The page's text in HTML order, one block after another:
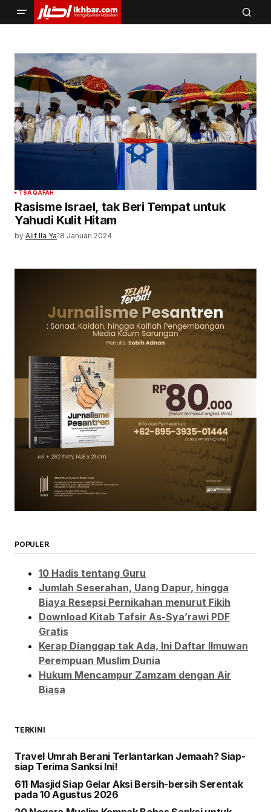
TSAQAFAH
Rasisme Israel, tak Beri Tempat untuk
Yahudi Kulit Hitam
by Alif Ila Ya18 Januari 2024
POPULER
10 Hadis tentang Guru
Jumlah Seserahan, Uang Dapur, hingga
Biaya Resepsi Pernikahan menurut Fikih
Download Kitab Tafsir As-Sya’rawi PDF
Gratis
Kerap Dianggap tak Ada, Ini Daftar Ilmuwan
Perempuan Muslim Dunia
Hukum Mencampur Zamzam dengan Air
Biasa
TERKINI
Travel Umrah Berani Terlantarkan Jemaah? Siap-
siap Terima Sanksi Ini!
611 Masjid Siap Gelar Aksi Bersih-bersih Serentak
pada 10 Agustus 2026